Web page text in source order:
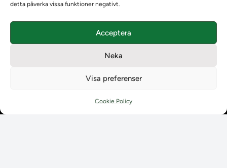
detta påverka vissa funktioner negativt.
Acceptera
Neka
Visa preferenser
Cookie Policy
Teamens sammansättning och arbetet på Ladokkonsortiet
Användarkontakter
Policyer och dokument
Kontaktuppgifter till lärosätenas Ladoksupport
Kontaktuppgifter till Ladokkonsortiet